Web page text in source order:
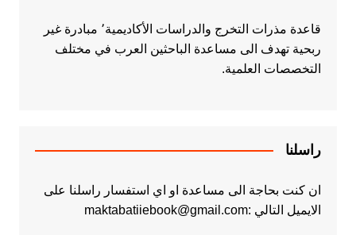
قاعدة مذرات التخرج والدراسات الأكاديمية٬ مبادرة غير
ربحية تهدف الى مساعدة الباحثين العرب في مختلف
التخصصات العلمية.
راسلنا
ان كنت بحاجة الى مساعدة او اي استفسار راسلنا على
الايميل التالي :maktabatiiebook@gmail.com